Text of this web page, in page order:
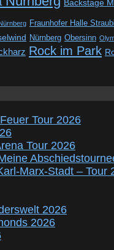
Backstage
Fraunhofer Halle
Nürnberg Obersinn
Rock im Park
Tour 2026
Tour 2026
Marx-Stadt – Tour
2026
2026